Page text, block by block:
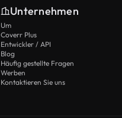
Unternehmen
Um
Coverr Plus
Entwickler / API
Blog
Häufig gestellte Fragen
Werben
Kontaktieren Sie uns